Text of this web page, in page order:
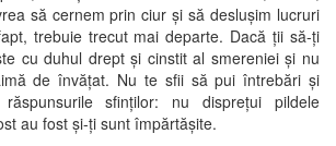
să cernem prin ciur şi să desluşim lucruri
trebuie trecut mai departe. Dacă ţii să-ţi
cu duhul drept şi cinstit al smereniei şi nu
de învăţat. Nu te sfii să pui întrebări şi
sfinţilor: nu dispreţui pildele
au fost şi-ţi sunt împărtăşite.